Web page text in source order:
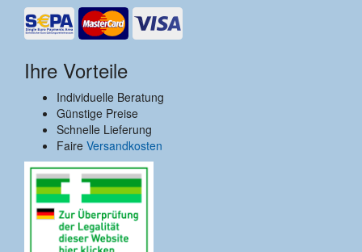
Ihre Vorteile
Individuelle Beratung
Günstige Preise
Schnelle Lieferung
Faire Versandkosten